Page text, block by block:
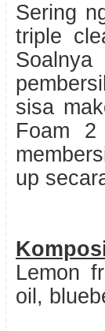
Sering
triple
sisa
Foam
up
Lemon
oil,